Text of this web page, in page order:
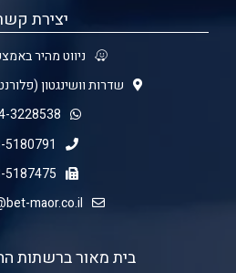
יצירת
ניווט מהיר
שדרות וושינגטון (פלורנטין) 21, תל
3228538
5180791
5187475
maor.co.il
בית מאור ברשתות